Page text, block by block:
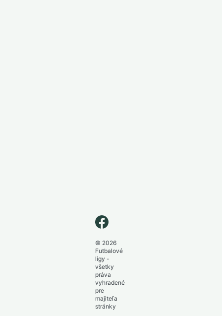
© 2026
Futbalové
ligy -
všetky
práva
vyhradené
pre
majiteľa
stránky